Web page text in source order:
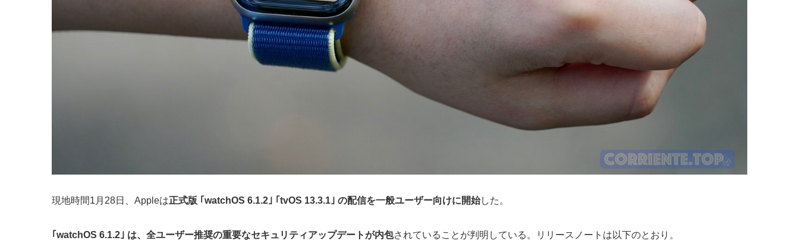
現地時間1月28日、Appleは正式版 ｢watchOS 6.1.2｣ ｢tvOS 13.3.1 ｣ の配信を一般ユーザー向けに開始した。
｢watchOS 6.1.2｣ は、全ユーザー推奨の重要なセキュリティアップデートが内包されていることが判明している。リリースノートは以下のとおり。